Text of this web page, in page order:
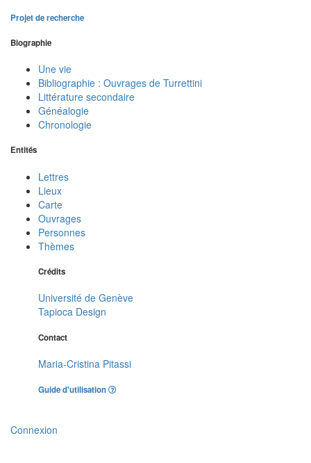
Projet de recherche
Biographie
Une vie
Bibliographie : Ouvrages de Turrettini
Littérature secondaire
Généalogie
Chronologie
Entités
Lettres
Lieux
Carte
Ouvrages
Personnes
Thèmes
Crédits
Université de Genève
Tapioca Design
Contact
Maria-Cristina Pitassi
Guide d'utilisation
Connexion